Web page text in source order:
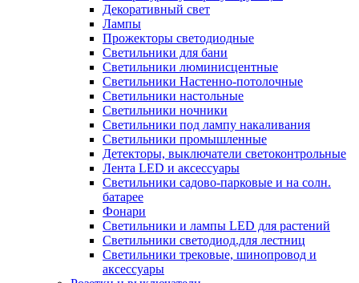
Декоративный свет
Лампы
Прожекторы светодиодные
Светильники для бани
Светильники люминисцентные
Светильники Настенно-потолочные
Светильники настольные
Светильники ночники
Светильники под лампу накаливания
Светильники промышленные
Детекторы, выключатели светоконтрольные
Лента LED и аксессуары
Светильники садово-парковые и на солн.
батарее
Фонари
Светильники и лампы LED для растений
Светильники светодиод.для лестниц
Светильники трековые, шинопровод и
аксессуары